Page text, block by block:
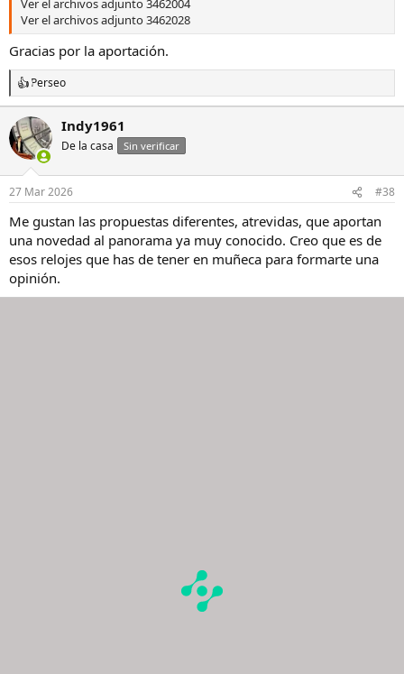
Ver el archivos adjunto 3462004
Ver el archivos adjunto 3462028
Gracias por la aportación.
R
e
a
c
c
i
o
n
e
s
Perseo
Indy1961
De la casa Sin verificar
27 Mar 2026 #38
Me gustan las propuestas diferentes, atrevidas, que aportan
una novedad al panorama ya muy conocido. Creo que es de
esos relojes que has de tener en muñeca para formarte una
opinión.